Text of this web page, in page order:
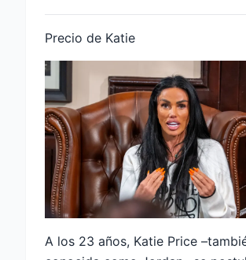
Precio de Katie
A los 23 años, Katie Price